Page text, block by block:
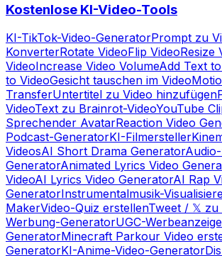
Kostenlose KI-Video-Tools
KI-TikTok-Video-GeneratorPrompt zu
KonverterRotate VideoFlip VideoResize
VideoIncrease Video VolumeAdd Text
to VideoGesicht tauschen im Video
TransferUntertitel zu Video hinzufügen
VideoText zu Brainrot-VideoYouTube
Sprechender AvatarReaction Video
Podcast-GeneratorKI-Filmersteller
VideosAI Short Drama Generator
GeneratorAnimated Lyrics Video
VideoAI Lyrics Video GeneratorAI Rap
GeneratorInstrumentalmusik-
MakerVideo-Quiz erstellenTweet / 𝕏 zu
Werbung-GeneratorUGC-
GeneratorMinecraft Parkour Video
GeneratorKI-Anime-Video-Generator